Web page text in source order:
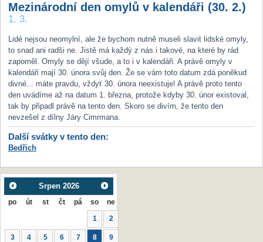
Mezinárodní den omylů v kalendáři (30. 2.)
1. 3.
Lidé nejsou neomylní, ale že bychom nutně museli slavit lidské omyly,
to snad ani radši ne. Jistě má každý z nás i takové, na které by rád
zapoměl. Omyly se dějí všude, a to i v kalendáři. A právě omyly v
kalendáři mají 30. února svůj den. Že se vám toto datum zdá poněkud
divné... máte pravdu, vždyť 30. února neexistuje! A právě proto tento
den uvádíme až na datum 1. března, protože kdyby 30. únor existoval,
tak by připadl právě na tento den. Skoro se divím, že tento den
nevzešel z dílny Járy Cimrmana.
Další svátky v tento den:
Bedřich
Srpen 2026
po út st čt pá so ne
1 2
3 4 5 6 7 8 9